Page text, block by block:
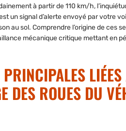
à partir de 110 km/h,
un signal d’alerte envoyé par votre
au sol. Comprendre l’origine de ces
mécanique critique mettant en
PRINCIPALES
DES ROUES DU